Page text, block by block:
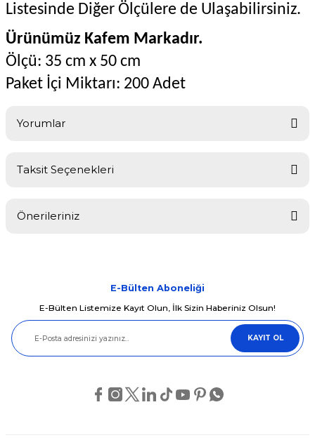
Listesinde Diğer Ölçülere de Ulaşabilirsiniz.
Ürünümüz Kafem Markadır.
Ölçü: 35 cm x 50 cm
Paket İçi Miktarı: 200 Adet
Yorumlar
Taksit Seçenekleri
Önerileriniz
Görüş ve önerileriniz için teşekkür ederiz.
Ürün resmi kalitesiz, bozuk veya görüntülenemiyor.
Ürün açıklamasında eksik bilgiler bulunuyor.
Bu ürüne benzer farklı alternatifler olmalı.
E-Bülten Aboneliği
E-Bülten Listemize Kayıt Olun, İlk Sizin Haberiniz Olsun!
KAYIT OL